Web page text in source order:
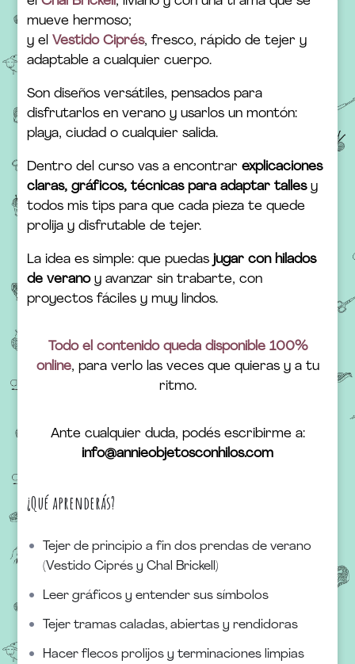
mueve hermoso;
y elVestido Ciprés, fresco, rápido de tejer y
adaptable a cualquier cuerpo.
Son diseños versátiles, pensados para
disfrutarlos en verano y usarlos un montón:
playa, ciudad o cualquier salida.
Dentro del curso vas a encontrarexplicaciones
claras, gráficos, técnicas para adaptar tallesy
todos mis tips para que cada pieza te quede
prolija y disfrutable de tejer.
La idea es simple: que puedas jugar con hilados
de veranoy avanzar sin trabarte, con
proyectos fáciles y muy lindos.
Todo el contenido queda disponible 100%
online, para verlo las veces que quieras y a tu
ritmo.
Ante cualquier duda, podés escribirme a:
info@annieobjetosconhilos.com
¿Qué aprenderás?
Tejer de principio a fin dos prendas de verano
(Vestido Ciprés y Chal Brickell)
Leer gráficos y entender sus símbolos
Tejer tramas caladas, abiertas y rendidoras
Hacer flecos prolijos y terminaciones limpias